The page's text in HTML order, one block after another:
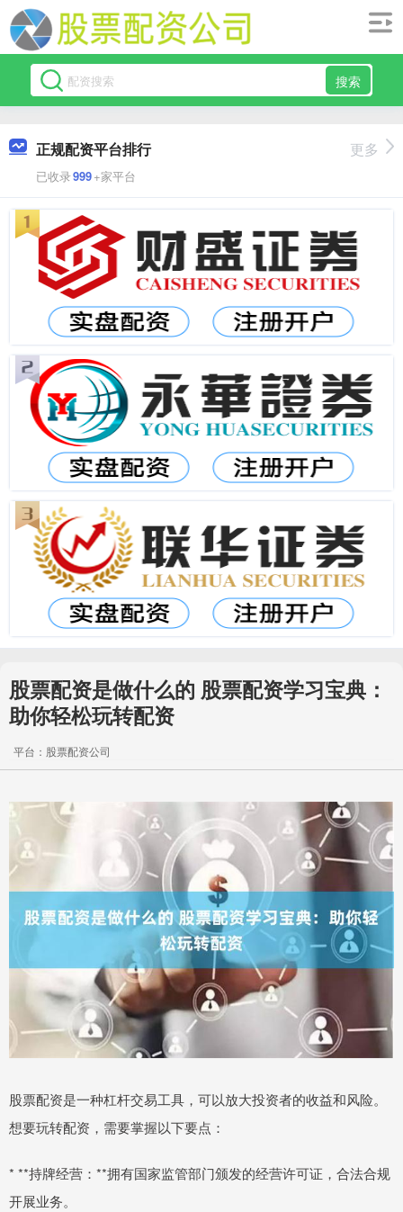
搜索
正规配资平台排行
已收录999+家平台
更多
股票配资是做什么的 股票配资学习宝典：
助你轻松玩转配资
平台：股票配资公司
股票配资是一种杠杆交易工具，可以放大投资者的收益和风险。
想要玩转配资，需要掌握以下要点：
* **持牌经营：**拥有国家监管部门颁发的经营许可证，合法合规
开展业务。